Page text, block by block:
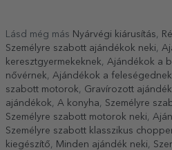
Lásd még más Nyárvégi kiárusítás
Személyre szabott ajándékok neki
keresztgyermekeknek
Ajándékok a
nővérnek
Ajándékok a feleségednek
szabott motorok
Gravírozott
ajándékok
A konyha Személyre
Személyre szabott motorok neki
Személyre szabott klasszikus
kiegészítő
Minden ajándék neki